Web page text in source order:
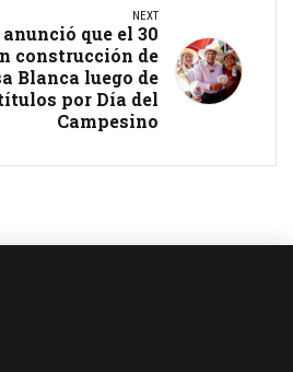
NEXT
que el 30
construcción de
Blanca luego de
por Día del
Campesino